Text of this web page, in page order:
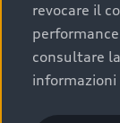
Acquistare
Audi che offre
Scelta :plus,
sottoposto a
garanzia fino a
revocare il
consultare
informazioni